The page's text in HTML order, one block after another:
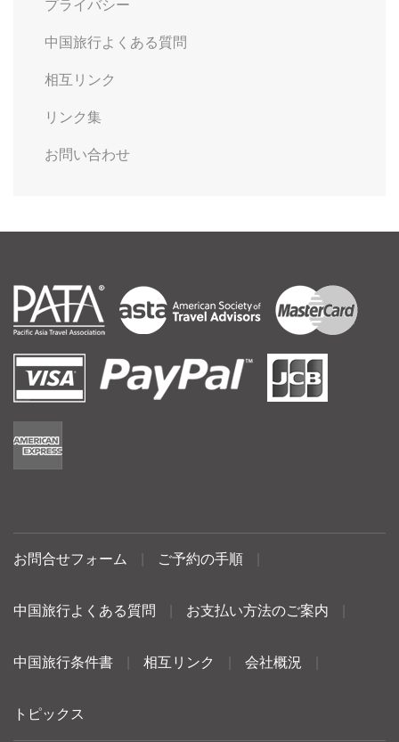
プライバシー
中国旅行よくある質問
相互リンク
リンク集
お問い合わせ
お問合せフォーム ご予約の手順
中国旅行よくある質問 お支払い方法のご案内
中国旅行条件書 相互リンク 会社概況
トピックス